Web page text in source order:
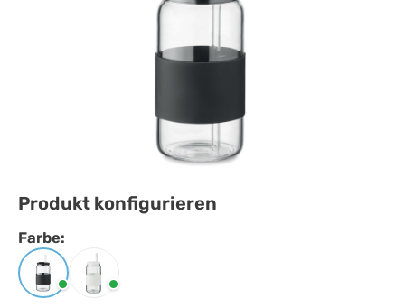
Produkt konfigurieren
Farbe:
Farbeauswählen
Schwarz Weiss